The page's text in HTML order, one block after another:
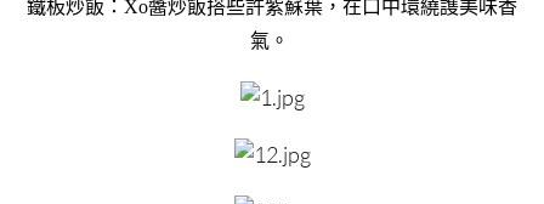
鐵板炒飯：Xo醬炒飯搭些許紫蘇葉，在口中環繞謢美味香
氣。